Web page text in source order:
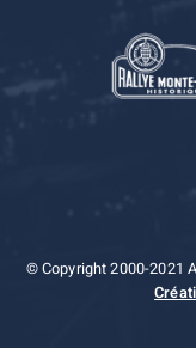
© Copyright 2000-2021